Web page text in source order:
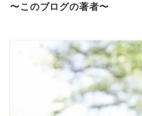
〜このブログの著者〜